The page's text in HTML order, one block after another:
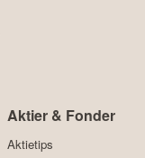
Aktier & Fonder
Aktietips